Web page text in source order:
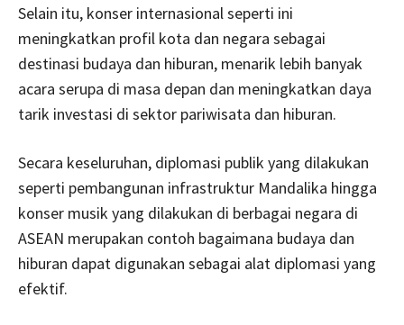
Selain itu, konser internasional seperti ini
meningkatkan profil kota dan negara sebagai
destinasi budaya dan hiburan, menarik lebih banyak
acara serupa di masa depan dan meningkatkan daya
tarik investasi di sektor pariwisata dan hiburan.
Secara keseluruhan, diplomasi publik yang dilakukan
seperti pembangunan infrastruktur Mandalika hingga
konser musik yang dilakukan di berbagai negara di
ASEAN merupakan contoh bagaimana budaya dan
hiburan dapat digunakan sebagai alat diplomasi yang
efektif.